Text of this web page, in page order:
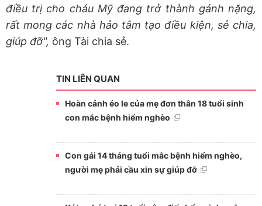
điều trị cho cháu Mỹ đang trở thành gánh nặng,
rất mong các nhà hảo tâm tạo điều kiện, sẻ chia,
giúp đỡ", ông Tài chia sẻ.
TIN LIÊN QUAN
Hoàn cảnh éo le của mẹ đơn thân 18 tuổi sinh
con mắc bệnh hiểm nghèo
Con gái 14 tháng tuổi mắc bệnh hiểm nghèo,
người mẹ phải cầu xin sự giúp đỡ